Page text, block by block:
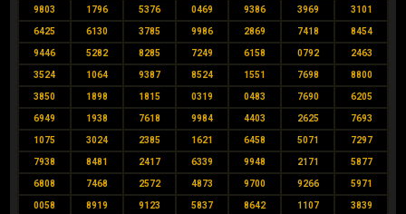
9803 1796 5376 0469 9386 3969 3101
6425 6130 3785 9986 2869 7418 8454
9446 5282 8285 7249 6158 0792 2463
3524 1064 9387 8524 1551 7698 8800
3850 1898 1815 0319 0483 7690 6205
6949 1938 7618 9984 4403 2625 7693
1075 3024 2385 1621 6458 5071 7297
7938 8481 2417 6339 9948 2171 5877
6808 7468 2572 4873 9700 9266 5971
0058 8919 9123 5837 8642 1107 3839